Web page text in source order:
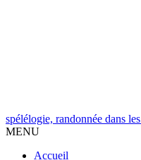
spélélogie, randonnée dans
MENU
Accueil